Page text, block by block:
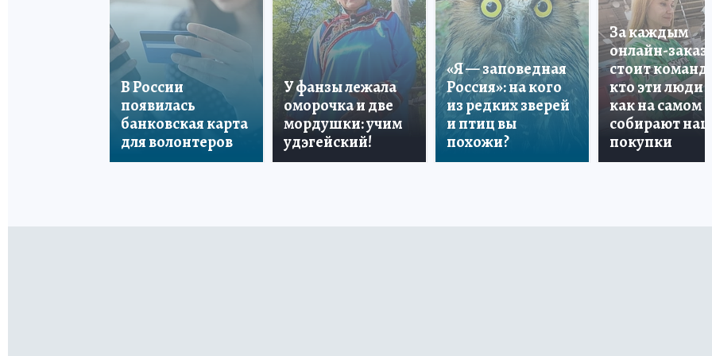
В России
появилась
банковская карта
для волонтеров
У фанзы лежала
оморочка и две
мордушки: учим
удэгейский!
«Я — заповедная
Россия»: на кого
из редких зверей
и птиц вы
похожи?
За каждым
онлайн-
стоит команда:
кто эти люди и
как на самом
собирают наши
покупки